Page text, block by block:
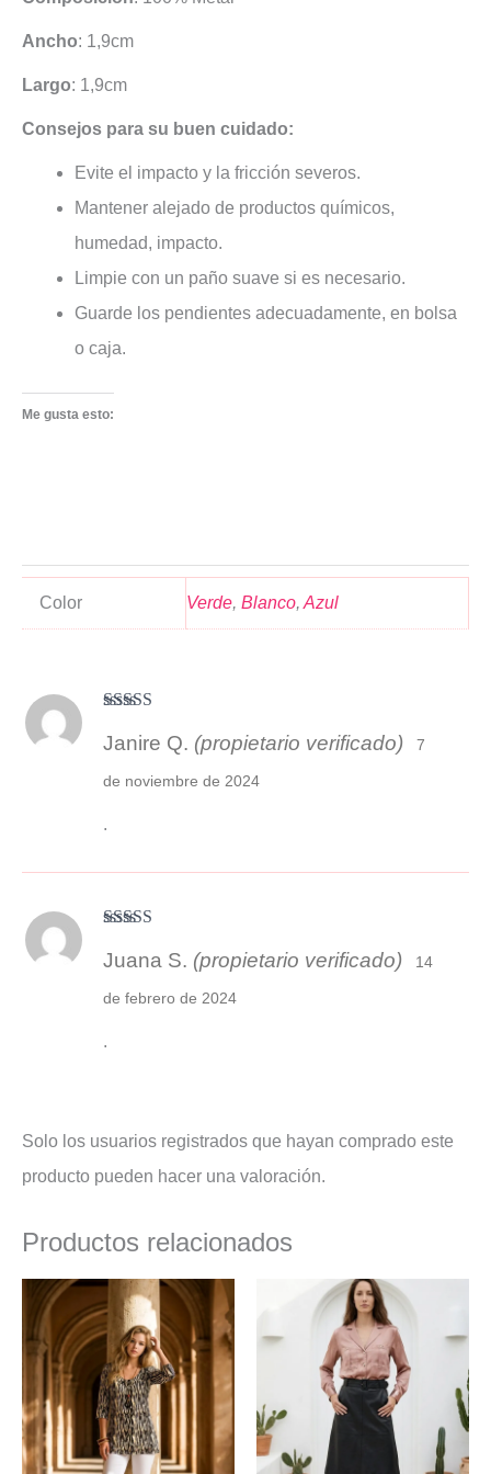
Ancho: 1,9cm
Largo: 1,9cm
Consejos para su buen cuidado:
Evite el impacto y la fricción severos.
Mantener alejado de productos químicos,
humedad, impacto.
Limpie con un paño suave si es necesario.
Guarde los pendientes adecuadamente, en bolsa
o caja.
Me gusta esto:
Color Verde, Blanco, Azul
con3
Janire Q. (propietario verificado) 7
de noviembre de 2024
.
con4de 5
Juana S. (propietario verificado) 14
de febrero de 2024
.
Solo los usuarios registrados que hayan comprado este
producto pueden hacer una valoración.
Productos relacionados
El
precio
original
era:
25,90 €.
El
precio
actual
es:
19,50 €.
El
precio
original
era:
29,95 €.
actual
20,95 €.